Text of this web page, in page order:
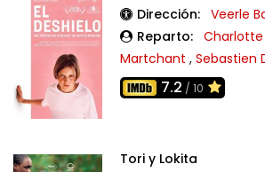
Dirección: Veerle
Reparto: Charlotte
Martchant , Sebastien
7.2 / 10
Tori y Lokita